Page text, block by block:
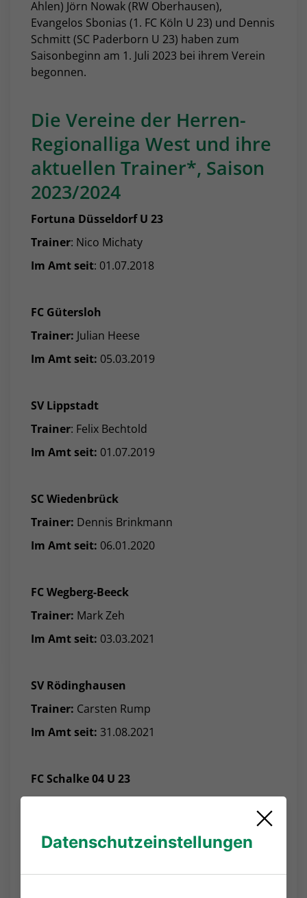
Ahlen) Jörn Nowak (RW Oberhausen),
Evangelos Sbonias (1. FC Köln U 23) und Dennis
Schmitt (SC Paderborn U 23) haben zum
Saisonbeginn am 1. Juli 2023 bei ihrem Verein
begonnen.
Die Vereine der Herren-
Regionalliga West und ihre
aktuellen Trainer*, Saison
2023/2024
Fortuna Düsseldorf U 23
Trainer: Nico Michaty
Im Amt seit: 01.07.2018
FC Gütersloh
Trainer: Julian Heese
Im Amt seit: 05.03.2019
SV Lippstadt
Trainer: Felix Bechtold
Im Amt seit: 01.07.2019
SC Wiedenbrück
Trainer: Dennis Brinkmann
Im Amt seit: 06.01.2020
FC Wegberg-Beeck
Trainer: Mark Zeh
Im Amt seit: 03.03.2021
SV Rödinghausen
Trainer: Carsten Rump
Im Amt seit: 31.08.2021
FC Schalke 04 U 23
SC Fortuna Köln
Datenschutzeinstellungen